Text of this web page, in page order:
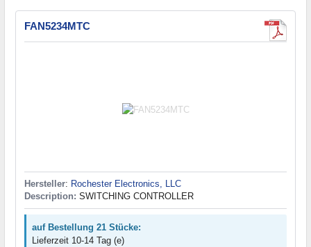
FAN5234MTC
Hersteller: Rochester Electronics, LLC
Description: SWITCHING CONTROLLER
auf Bestellung 21 Stücke:
Lieferzeit 10-14 Tag (e)